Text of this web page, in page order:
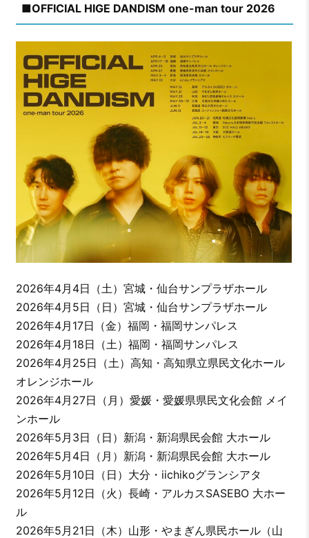
■OFFICIAL HIGE DANDISM one-man tour 2026
2026年4月4日（土）宮城・仙台サンプラザホール
2026年4月5日（日）宮城・仙台サンプラザホール
2026年4月17日（金）福岡・福岡サンパレス
2026年4月18日（土）福岡・福岡サンパレス
2026年4月25日（土）高知・高知県立県民文化ホール
オレンジホール
2026年4月27日（月）愛媛・愛媛県県民文化会館 メイ
ンホール
2026年5月3日（日）新潟・新潟県民会館 大ホール
2026年5月4日（月）新潟・新潟県民会館 大ホール
2026年5月10日（日）大分・iichikoグランシアタ
2026年5月12日（火）長崎・アルカスSASEBO 大ホー
ル
2026年5月21日（木）山形・やまぎん県民ホール（山